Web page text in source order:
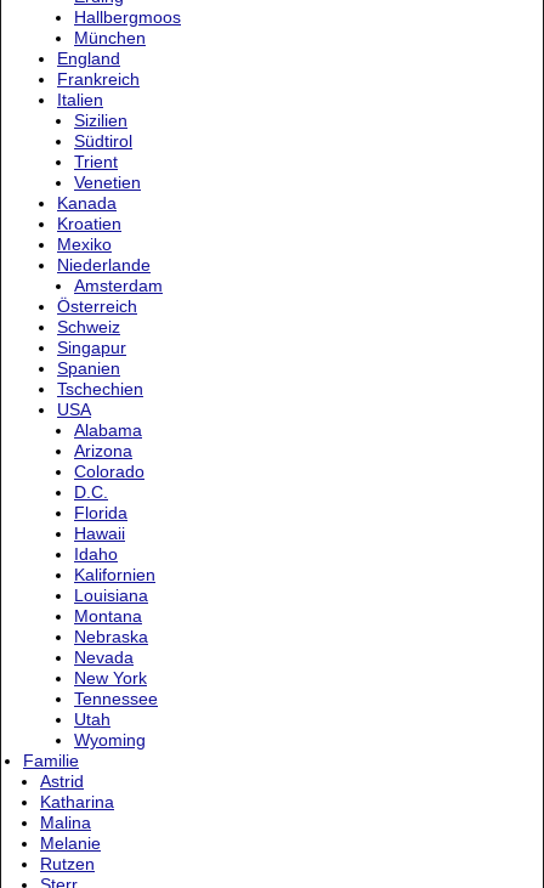
Hallbergmoos
München
England
Frankreich
Italien
Sizilien
Südtirol
Trient
Venetien
Kanada
Kroatien
Mexiko
Niederlande
Amsterdam
Österreich
Schweiz
Singapur
Spanien
Tschechien
USA
Alabama
Arizona
Colorado
D.C.
Florida
Hawaii
Idaho
Kalifornien
Louisiana
Montana
Nebraska
Nevada
New York
Tennessee
Utah
Wyoming
Familie
Astrid
Katharina
Malina
Melanie
Rutzen
Sterr